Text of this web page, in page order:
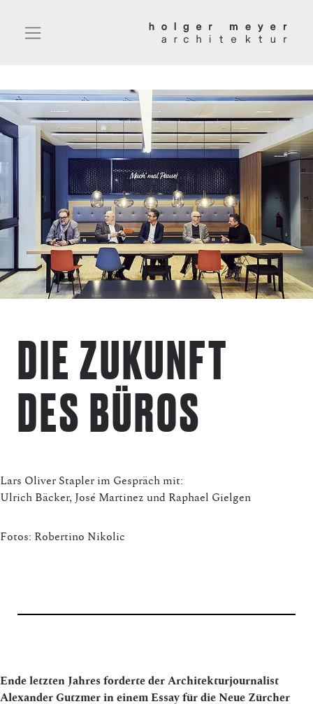
DIE ZUKUNFT
DES BÜROS
Lars Oliver Stapler im Gespräch mit:
Ulrich Bäcker, José Martinez und Raphael Gielgen
Fotos: Robertino Nikolic
Ende letzten Jahres forderte der Architekturjournalist
Alexander Gutzmer in einem Essay für die Neue Zürcher